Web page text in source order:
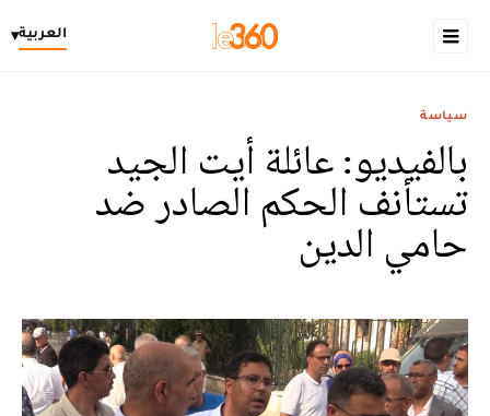
العربية▾
سياسة
بالفيديو: عائلة أيت الجيد
تستأنف الحكم الصادر ضد
حامي الدين